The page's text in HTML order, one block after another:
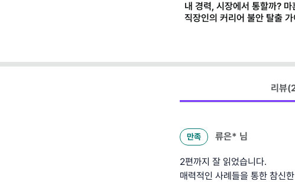
"또 깜빡했어요?" 듣기 전에
체크 보드 노션 템플릿
리뷰(
만족 류은* 님
2편까지 잘 읽었습니다.
매력적인 사례들을 통한 참신